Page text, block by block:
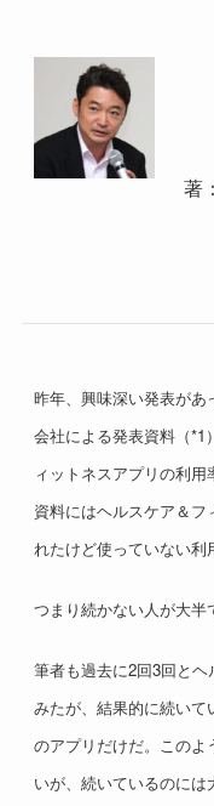
著：
昨年、興味深い発表が
会社による発表資料（*1
ィットネスアプリの利用
資料にはヘルスケア＆
れたけど使っていない利
つまり続かない人が大半
筆者も過去に2回3回と
みたが、結果的に続い
のアプリだけだ。このよ
いが、続いているのに